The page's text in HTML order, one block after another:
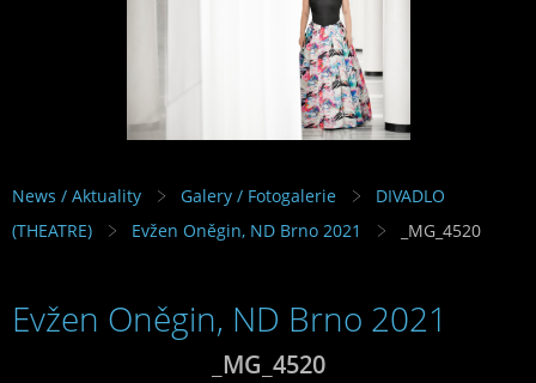
News / Aktuality Galery / Fotogalerie
DIVADLO
(THEATRE)
Evžen Oněgin, ND Brno 2021 _MG_4520
Evžen Oněgin, ND Brno 2021
_MG_4520